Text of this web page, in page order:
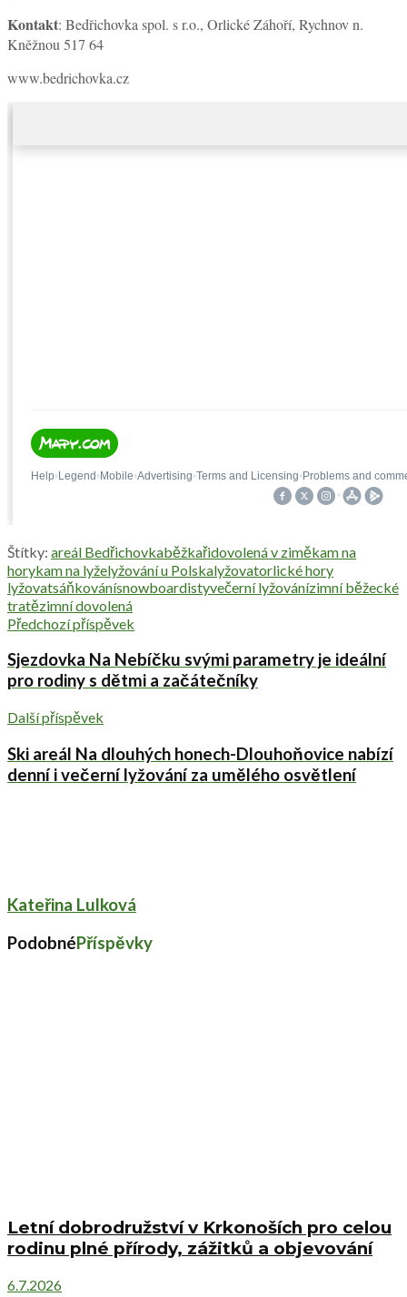
Kontakt: Bedřichovka spol. s r.o., Orlické Záhoří, Rychnov n.
Kněžnou 517 64
www.bedrichovka.cz
Štítky: areál Bedřichovkaběžkařidovolená v ziměkam na
horykam na lyželyžování u Polskalyžovatorlické hory
lyžovatsáňkovánísnowboardistyvečerní lyžovánízimní běžecké
tratězimní dovolená
Předchozí příspěvek
Sjezdovka Na Nebíčku svými parametry je ideální
pro rodiny s dětmi a začátečníky
Další příspěvek
Ski areál Na dlouhých honech-Dlouhoňovice nabízí
denní i večerní lyžování za umělého osvětlení
Kateřina Lulková
PodobnéPříspěvky
Letní dobrodružství v Krkonoších pro celou
rodinu plné přírody, zážitků a objevování
6.7.2026